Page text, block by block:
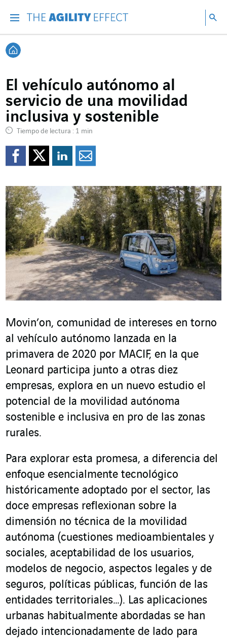
Volver a Inicio
El vehículo autónomo al
servicio de una movilidad
inclusiva y sostenible
Tiempo de lectura : 1 min
Compartir en Facebook
Compartir en
Compartir en
Movin’on, comunidad de intereses en torno
al vehículo autónomo lanzada en la
primavera de 2020 por MACIF, en la que
Leonard participa junto a otras diez
empresas, explora en un nuevo estudio el
potencial de la movilidad autónoma
sostenible e inclusiva en pro de las zonas
rurales.
Para explorar esta promesa, a diferencia del
enfoque esencialmente tecnológico
históricamente adoptado por el sector, las
doce empresas reflexionan sobre la
dimensión no técnica de la movilidad
autónoma (cuestiones medioambientales y
sociales, aceptabilidad de los usuarios,
modelos de negocio, aspectos legales y de
seguros, políticas públicas, función de las
entidades territoriales…). Las aplicaciones
urbanas habitualmente abordadas se han
dejado intencionadamente de lado para